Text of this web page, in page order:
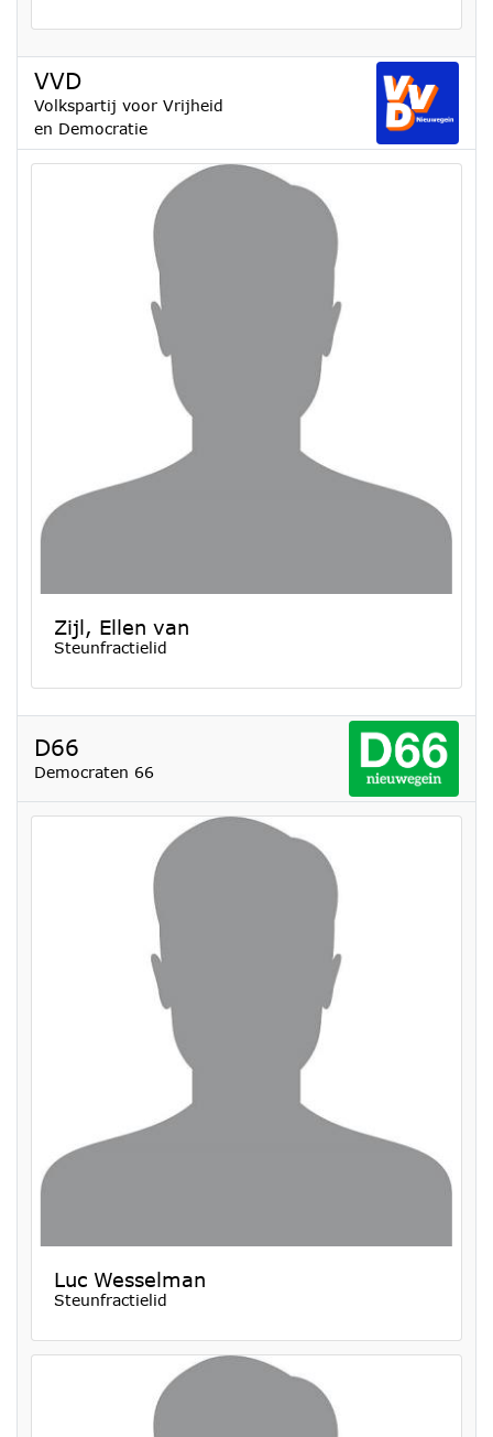
VVD
Volkspartij voor Vrijheid
en Democratie
Zijl, Ellen van
Steunfractielid
D66
Democraten 66
Luc Wesselman
Steunfractielid